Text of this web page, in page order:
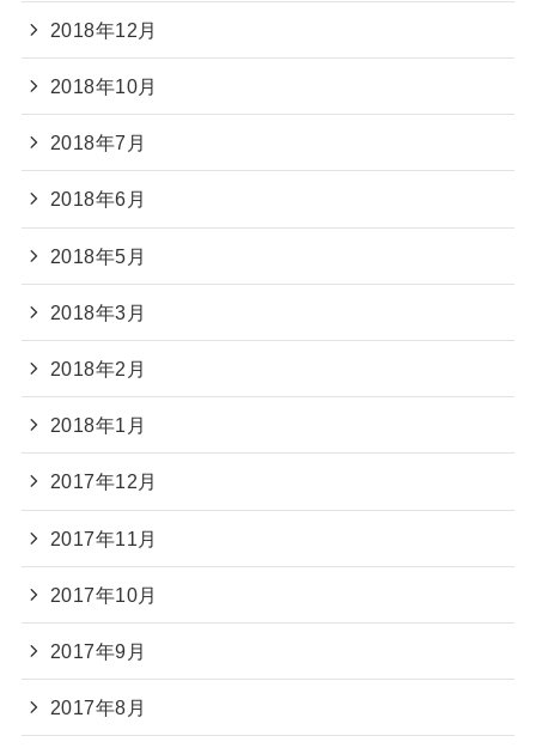
2018年12月
2018年10月
2018年7月
2018年6月
2018年5月
2018年3月
2018年2月
2018年1月
2017年12月
2017年11月
2017年10月
2017年9月
2017年8月